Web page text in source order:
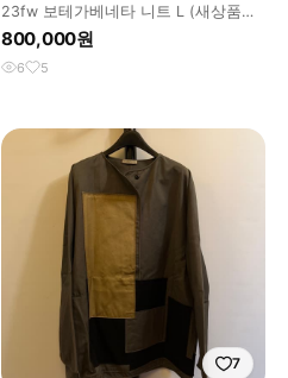
23fw 보테가베네타 니트 L (새상품급,
한정판) 덱스착용
800,000원
6 5
7